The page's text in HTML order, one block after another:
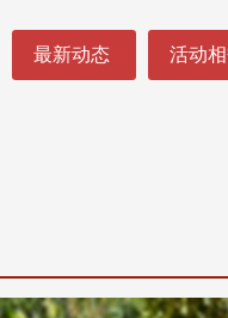
最新动态 活动